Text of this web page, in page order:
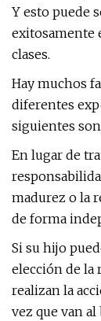
Y esto puede
exitosamente
clases.
Hay muchos
diferentes
siguientes
En lugar de
madurez o la
de forma
Si su hijo
elección de la
realizan la
vez que van